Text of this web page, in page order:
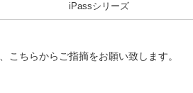
iPassシリーズ
こちらからご指摘をお願い致します。